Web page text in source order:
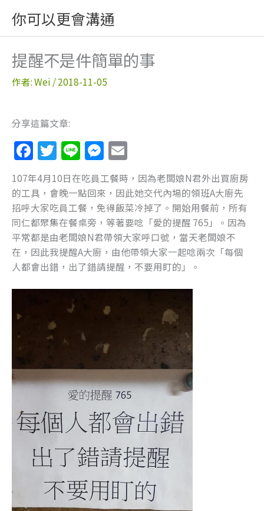
主
你可以更會溝通
提醒不是件簡單的事
作者:Wei /2018-11-05
分享這篇文章:
F
a
c
e
b
o
o
k
T
w
itt
er
Li
n
e
M
e
ss
e
n
g
er
m
ai
l
107年4月10日在吃員工餐時，因為老闆娘N君外出買廚房
的工具，會晚一點回來，因此她交代內場的領班A大廚先
招呼大家吃員工餐，免得飯菜冷掉了。開始用餐前，所有
同仁都聚集在餐桌旁，等著要唸「愛的提醒 765」。因為
平常都是由老闆娘N君帶領大家呼口號，當天老闆娘不
在，因此我提醒A大廚，由他帶領大家一起唸兩次「每個
人都會出錯，出了錯請提醒，不要用盯的」。